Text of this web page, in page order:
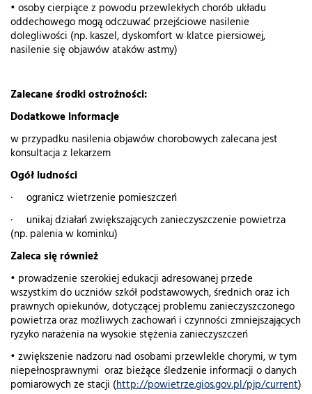
• osoby cierpiące z powodu przewlekłych chorób układu
oddechowego mogą odczuwać przejściowe nasilenie
dolegliwości (np. kaszel, dyskomfort w klatce piersiowej,
nasilenie się objawów ataków astmy)
Zalecane środki ostrożności:
Dodatkowe informacje
w przypadku nasilenia objawów chorobowych zalecana jest
konsultacja z lekarzem
Ogół ludności
· ogranicz wietrzenie pomieszczeń
· unikaj działań zwiększających zanieczyszczenie powietrza
(np. palenia w kominku)
Zaleca się również
• prowadzenie szerokiej edukacji adresowanej przede
wszystkim do uczniów szkół podstawowych, średnich oraz ich
prawnych opiekunów, dotyczącej problemu zanieczyszczonego
powietrza oraz możliwych zachowań i czynności zmniejszających
ryzyko narażenia na wysokie stężenia zanieczyszczeń
• zwiększenie nadzoru nad osobami przewlekle chorymi, w tym
niepełnosprawnymi oraz bieżące śledzenie informacji o danych
pomiarowych ze stacji (http://powietrze.gios.gov.pl/pjp/current)